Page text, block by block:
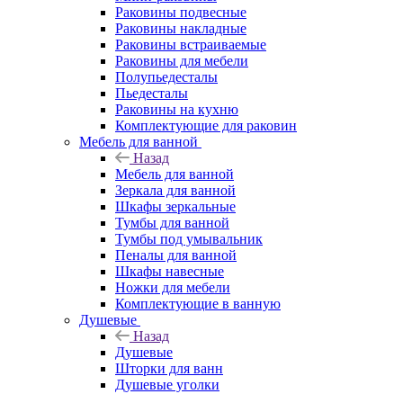
Раковины подвесные
Раковины накладные
Раковины встраиваемые
Раковины для мебели
Полупьедесталы
Пьедесталы
Раковины на кухню
Комплектующие для раковин
Мебель для ванной
Назад
Мебель для ванной
Зеркала для ванной
Шкафы зеркальные
Тумбы для ванной
Тумбы под умывальник
Пеналы для ванной
Шкафы навесные
Ножки для мебели
Комплектующие в ванную
Душевые
Назад
Душевые
Шторки для ванн
Душевые уголки